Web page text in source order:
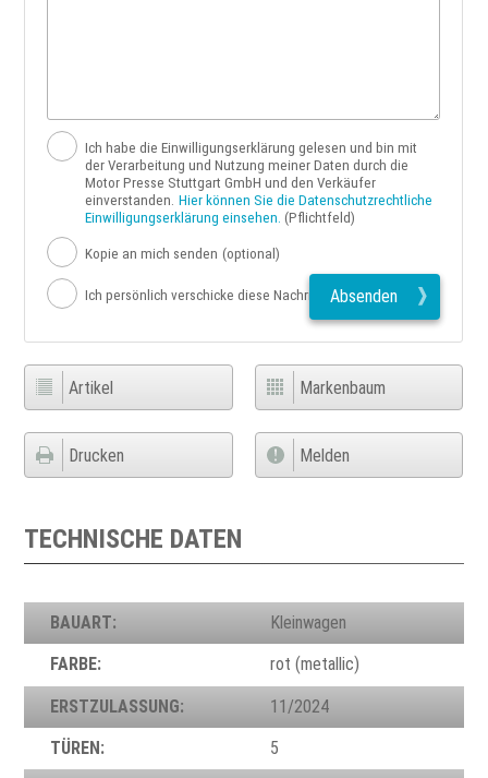
Ich habe die Einwilligungserklärung gelesen und bin mit
der Verarbeitung und Nutzung meiner Daten durch die
Motor Presse Stuttgart GmbH und den Verkäufer
einverstanden. Hier können Sie die Datenschutzrechtliche
Einwilligungserklärung einsehen. (Pflichtfeld)
Kopie an mich senden (optional)
Ich persönlich verschicke diese Nachricht Absenden
Artikel Markenbaum
Drucken Melden
TECHNISCHE DATEN
BAUART: Kleinwagen
FARBE: rot (metallic)
ERSTZULASSUNG: 11/2024
TÜREN: 5